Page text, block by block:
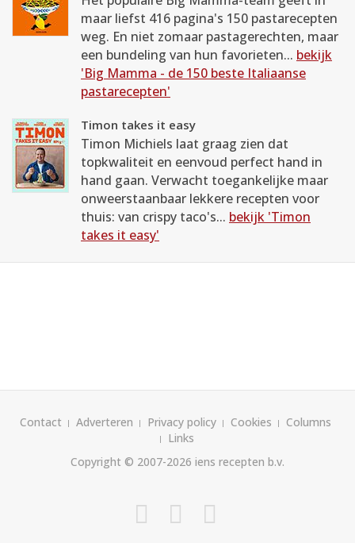
maar liefst 416 pagina's 150 pastarecepten
weg. En niet zomaar pastagerechten, maar
een bundeling van hun favorieten... bekijk
'Big Mamma - de 150 beste Italiaanse
pastarecepten'
Timon takes it easy
Timon Michiels laat graag zien dat
topkwaliteit en eenvoud perfect hand in
hand gaan. Verwacht toegankelijke maar
onweerstaanbaar lekkere recepten voor
thuis: van crispy taco's... bekijk 'Timon
takes it easy'
Contact Adverteren Privacy policy Cookies
Columns
Links
Copyright © 2007-2026 iens recepten b.v.